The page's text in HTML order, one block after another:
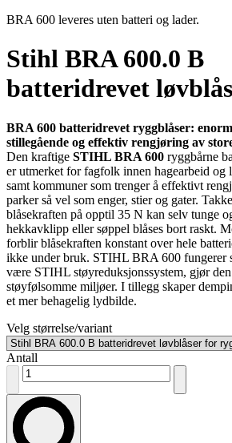
BRA 600 leveres uten batteri og lader.
Stihl BRA 600.0 B
batteridrevet
BRA 600 batteridrevet ryggblåser:
stillegående og effektiv rengjøring av
Den kraftige STIHL BRA 600 ryggbårne
er utmerket for fagfolk innen hagearbeid og
samt kommuner som trenger å effektivt
parker så vel som enger, stier og gater.
blåsekraften på opptil 35 N kan selv tunge
hekkavklipp eller søppel blåses bort raskt.
forblir blåsekraften konstant over hele
ikke under bruk. STIHL BRA 600 fungerer
være STIHL støyreduksjonssystem, gjør
støyfølsomme miljøer. I tillegg skaper
et mer behagelig lydbilde.
Velg størrelse/variant
Antall